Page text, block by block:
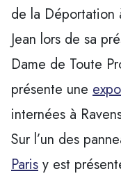
de la Déportation
Jean lors de sa
Dame de Toute
présente une
internées à
Sur l’un des
Paris y est